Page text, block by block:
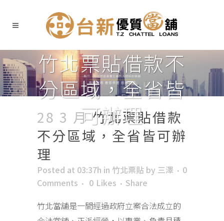
竹北票貼借款不
分區域，全省皆
可辦理
28 3 月竹北票貼借款
不分區域，全省皆可辦
理
Posted at 03:37h in 竹北票貼 by 三澤
0
Comments
0 Likes
Share
竹北當舖是一間經過政府立案合法成立的